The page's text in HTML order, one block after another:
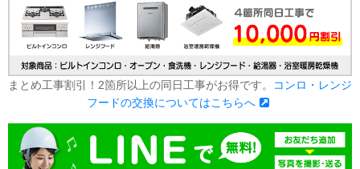
まとめ工事割引！2箇所以上の同日工事がお得です。
コンロ・レンジ
フードの交換についてはこちらへ